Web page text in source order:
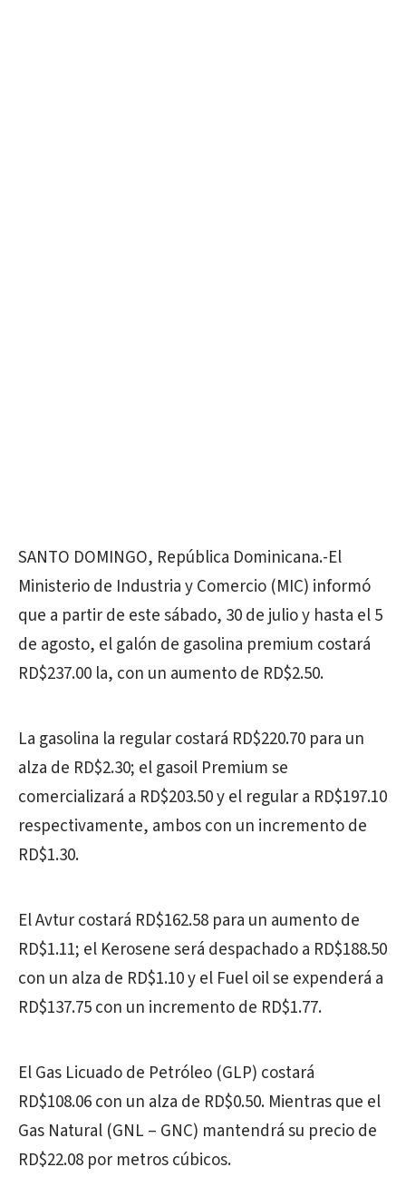
SANTO DOMINGO, República Dominicana.-El
Ministerio de Industria y Comercio (MIC) informó
que a partir de este sábado, 30 de julio y hasta el 5
de agosto, el galón de gasolina premium costará
RD$237.00 la, con un aumento de RD$2.50.
La gasolina la regular costará RD$220.70 para un
alza de RD$2.30; el gasoil Premium se
comercializará a RD$203.50 y el regular a RD$197.10
respectivamente, ambos con un incremento de
RD$1.30.
El Avtur costará RD$162.58 para un aumento de
RD$1.11; el Kerosene será despachado a RD$188.50
con un alza de RD$1.10 y el Fuel oil se expenderá a
RD$137.75 con un incremento de RD$1.77.
El Gas Licuado de Petróleo (GLP) costará
RD$108.06 con un alza de RD$0.50. Mientras que el
Gas Natural (GNL – GNC) mantendrá su precio de
RD$22.08 por metros cúbicos.